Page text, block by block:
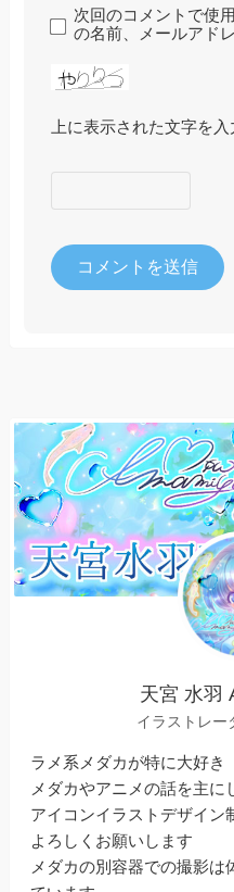
次回のコメントで使
の名前、メールアド
上に表示された文字を入
天宮 水羽
イラストレー
ラメ系メダカが特に大好き
メダカやアニメの話を主に
アイコンイラストデザイン
よろしくお願いします
メダカの別容器での撮影